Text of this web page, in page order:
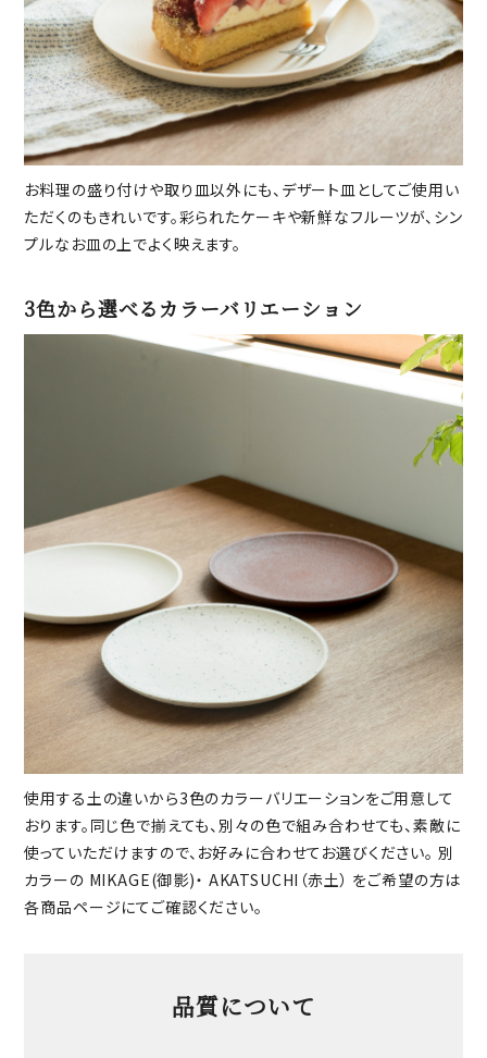
お料理の盛り付けや取り皿以外にも、デザート皿としてご使用い
ただくのもきれいです。彩られたケーキや新鮮なフルーツが、シン
プルなお皿の上でよく映えます。
3色から選べるカラーバリエーション
使用する土の違いから3色のカラーバリエーションをご用意して
おります。同じ色で揃えても、別々の色で組み合わせても、素敵に
使っていただけますので、お好みに合わせてお選びください。 別
カラーの MIKAGE(御影)・ AKATSUCHI（赤土） をご希望の方は
各商品ページにてご確認ください。
品質について